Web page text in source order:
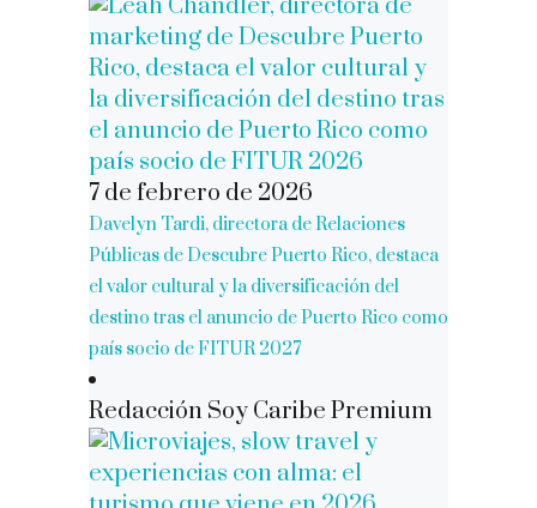
7 de febrero de 2026
Davelyn Tardi, directora de Relaciones
Públicas de Descubre Puerto Rico, destaca
el valor cultural y la diversificación del
destino tras el anuncio de Puerto Rico como
país socio de FITUR 2027
Redacción Soy Caribe Premium